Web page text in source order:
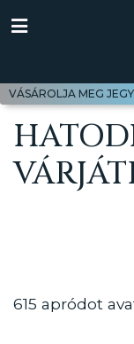
VÁSÁROLJA MEG
615 apródot